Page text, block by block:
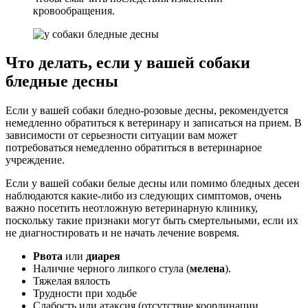
кровообращения.
Что делать, если у вашей собаки
бледные десны
Если у вашей собаки бледно-розовые десны, рекомендуется
немедленно обратиться к ветеринару и записаться на прием. В
зависимости от серьезности ситуации вам может
потребоваться немедленно обратиться в ветеринарное
учреждение.
Если у вашей собаки белые десны или помимо бледных десен
наблюдаются какие-либо из следующих симптомов, очень
важно посетить неотложную ветеринарную клинику,
поскольку такие признаки могут быть смертельными, если их
не диагностировать и не начать лечение вовремя.
Рвота или диарея
Наличие черного липкого стула (мелена).
Тяжелая вялость
Трудности при ходьбе